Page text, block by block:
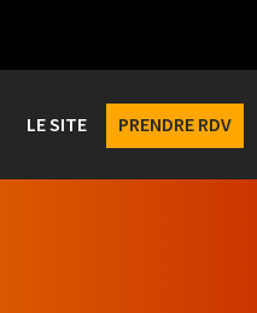
LE SITE PRENDRE RDV